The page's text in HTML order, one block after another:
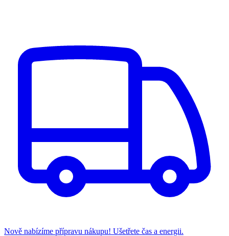
Nově nabízíme přípravu nákupu! Ušetřete čas a energii.